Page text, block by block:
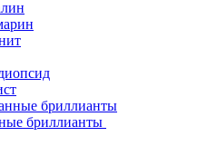
бриллианты